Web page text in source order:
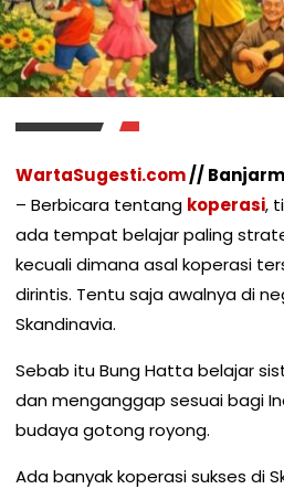
WartaSugesti.com//
– Berbicara tentang koperasi,
ada tempat belajar paling
kecuali dimana asal koperasi
dirintis. Tentu saja awalnya di
Skandinavia.
Sebab itu Bung Hatta belajar
dan menganggap sesuai bagi
budaya gotong royong.
Ada banyak koperasi sukses di